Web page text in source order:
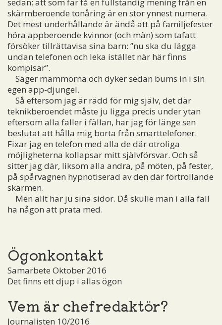
skärmberoende tonåring är en stor ynnest numera.
Det mest underhållande är ändå att på familjefester
höra appberoende kvinnor (och män) som tafatt
försöker tillrättavisa sina barn: ”nu ska du lägga
undan telefonen och leka istället när här finns
kompisar”.
Säger mammorna och dyker sedan bums in i sin
egen app-djungel.
Så eftersom jag är rädd för mig själv, det där
teknikberoendet måste ju ligga precis under ytan
eftersom alla faller i fällan, har jag för länge sen
beslutat att hålla mig borta från smarttelefoner.
Fixar jag en telefon med alla de där otroliga
möjligheterna kollapsar mitt självförsvar. Och så
sitter jag där, liksom alla andra, på möten, på fester,
på spårvagnen hypnotiserad av den där förtrollande
skärmen.
Men allt har ju sina sidor. Då skulle man i alla fall
ha någon att prata med.
Ögonkontakt
Samarbete Oktober 2016
Det finns ett djup i allas ögon
Vem är chefredaktör?
Journalisten 10/2016